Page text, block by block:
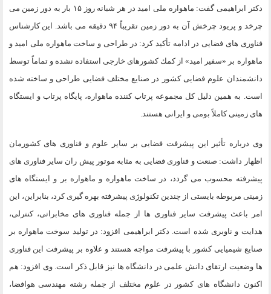
دكتر ابراهيمى گفت: ماهواره ملى اميد در هر شبانه روز ۱۵ بار به دور زمين مى
چرخد و پريود چرخش آن به دور زمين تقريباً ۹۴ دقيقه مى باشد. اين كارشناس
فناورى هاى فضايى در ادامه تأكيد كرد: در طراحى و ساخت ماهواره ملى اميد و
ماهواره بر «سفير اميد» از كمك كشورهاى خارجى استفاده نشده و تماماً توسط
دانشمندان علوم فضايى كشور در صنايع مختلف فضايى طراحى و ساخته شده
است. به همين دليل كل مجموعه پرتاب كننده ماهواره، پايگاه پرتاب و ايستگاه
هاى زمينى كاملاً بومى و ايرانى هستند.
وى درباره تأثير اين پيشرفت فضايى بر ساير علوم و فناورى هاى كشورمان
اظهار داشت: صنعت و فناورى فضايى به مثابه موتور پيش ران ساير فناورى هاى
پيشرفته محسوب مى گردد، در ساخت ماهواره و ماهواره بر و ايستگاه هاى
زمينى مربوطه بايستى از چندين تكنولوژى پيشرفته بهره گيرى كرد، بنابراين، اين
امر باعث پيشرفت ساير فناورى ها از جمله فناورى هاى مخابراتى، كنترلى،
هدايت و ناوبرى شده است. دكتر ابراهيمى افزود: در توليد سوخت ماهواره بر
صنايع شيميايى كشور با پيشرفت مواجه هستند و علاوه بر پيشرفت اين فناورى
ها وضعيت ارتقاى دانش علمى در دانشگاه ها نيز قابل ذكر است. وى افزود: هم
اكنون دانشگاه هاى كشور در علوم مختلف از جمله رشته مهندسى هوافضا،